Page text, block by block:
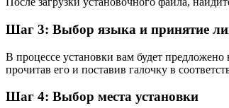
Шаг 3: Выбор языка и принятие
В процессе установки вам будет
прочитав его и поставив галочку в
Шаг 4: Выбор места установки